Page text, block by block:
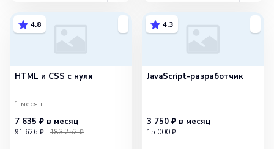
4.8
HTML и CSS с нуля
1 месяц
7 635 ₽ в месяц
91 626 ₽ 183 252 ₽
4.3
JavaScript-разработчик
3 750 ₽ в месяц
15 000 ₽